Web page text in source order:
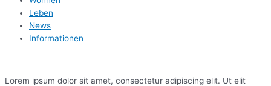
Leben
News
Informationen
Lorem ipsum dolor sit amet, consectetur adipiscing elit. Ut elit